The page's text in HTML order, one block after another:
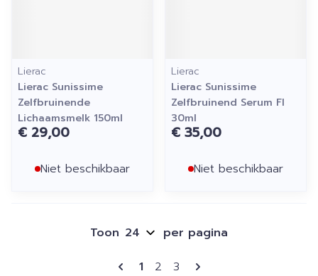
Lierac
Lierac Sunissime
Zelfbruinende
Lichaamsmelk 150ml
€ 29,00
Niet beschikbaar
Lierac
Lierac Sunissime
Zelfbruinend Serum Fl
30ml
€ 35,00
Niet beschikbaar
Pagina's
U lees momenteel pagina
1 Pagina
2 Pagina
3
Toon per pagina